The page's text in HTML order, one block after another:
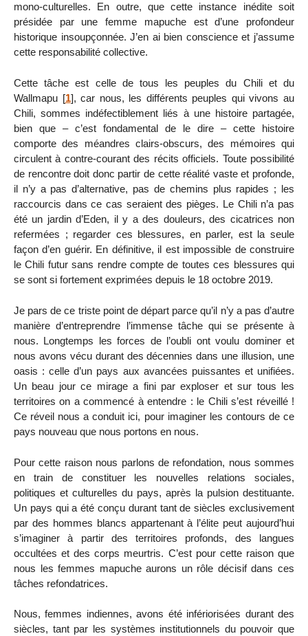
mono-culturelles. En outre, que cette instance inédite soit
présidée par une femme mapuche est d’une profondeur
historique insoupçonnée. J’en ai bien conscience et j’assume
cette responsabilité collective.
Cette tâche est celle de tous les peuples du Chili et du
Wallmapu [1], car nous, les différents peuples qui vivons au
Chili, sommes indéfectiblement liés à une histoire partagée,
bien que – c’est fondamental de le dire – cette histoire
comporte des méandres clairs-obscurs, des mémoires qui
circulent à contre-courant des récits officiels. Toute possibilité
de rencontre doit donc partir de cette réalité vaste et profonde,
il n’y a pas d’alternative, pas de chemins plus rapides ; les
raccourcis dans ce cas seraient des pièges. Le Chili n’a pas
été un jardin d’Eden, il y a des douleurs, des cicatrices non
refermées ; regarder ces blessures, en parler, est la seule
façon d’en guérir. En définitive, il est impossible de construire
le Chili futur sans rendre compte de toutes ces blessures qui
se sont si fortement exprimées depuis le 18 octobre 2019.
Je pars de ce triste point de départ parce qu’il n’y a pas d’autre
manière d’entreprendre l’immense tâche qui se présente à
nous. Longtemps les forces de l’oubli ont voulu dominer et
nous avons vécu durant des décennies dans une illusion, une
oasis : celle d’un pays aux avancées puissantes et unifiées.
Un beau jour ce mirage a fini par exploser et sur tous les
territoires on a commencé à entendre : le Chili s’est réveillé !
Ce réveil nous a conduit ici, pour imaginer les contours de ce
pays nouveau que nous portons en nous.
Pour cette raison nous parlons de refondation, nous sommes
en train de constituer les nouvelles relations sociales,
politiques et culturelles du pays, après la pulsion destituante.
Un pays qui a été conçu durant tant de siècles exclusivement
par des hommes blancs appartenant à l’élite peut aujourd’hui
s’imaginer à partir des territoires profonds, des langues
occultées et des corps meurtris. C’est pour cette raison que
nous les femmes mapuche aurons un rôle décisif dans ces
tâches refondatrices.
Nous, femmes indiennes, avons été infériorisées durant des
siècles, tant par les systèmes institutionnels du pouvoir que